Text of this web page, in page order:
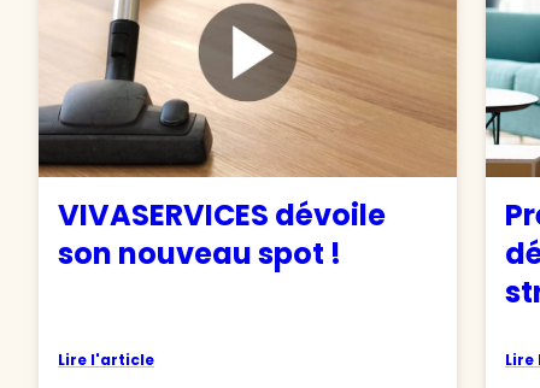
VIVASERVICES dévoile
son nouveau spot !
Lire l'article